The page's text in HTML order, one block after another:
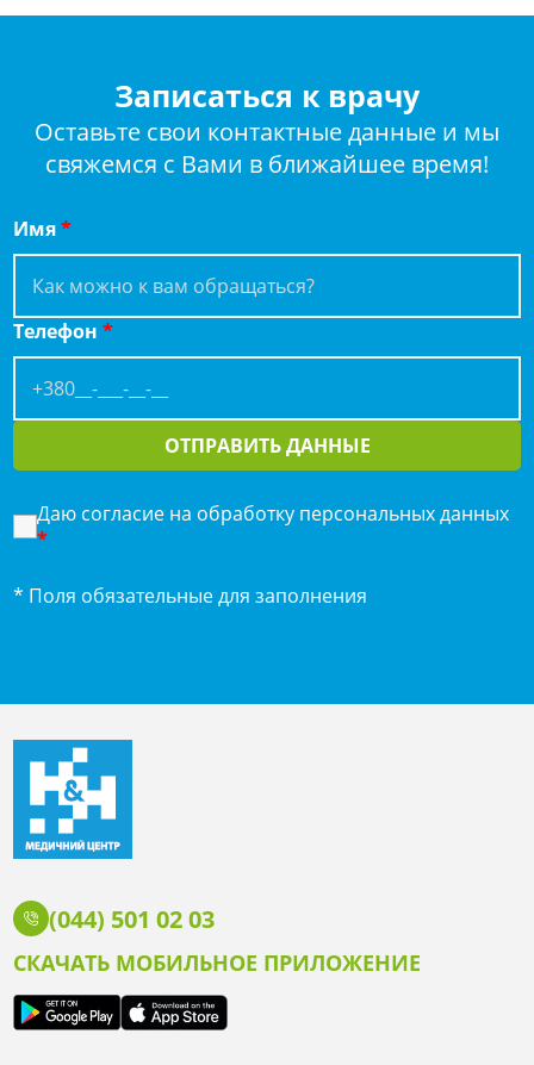
Записаться к врачу
Оставьте свои контактные данные и мы
свяжемся с Вами в ближайшее время!
Имя*
Телефон*
ОТПРАВИТЬ ДАННЫЕ
Даю согласие на обработку персональных данных
*
* Поля обязательные для заполнения
(044) 501 02 03
СКАЧАТЬ МОБИЛЬНОЕ ПРИЛОЖЕНИЕ